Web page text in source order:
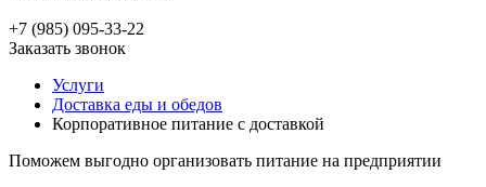
+7 (985) 095-33-22
Заказать звонок
Услуги
Доставка еды и обедов
Корпоративное питание с доставкой
Поможем выгодно организовать питание на предприятии